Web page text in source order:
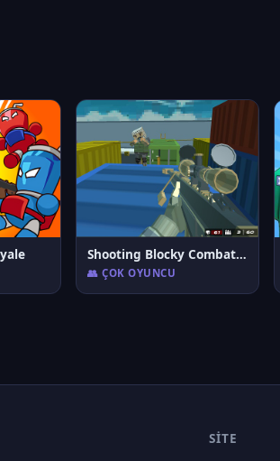
Shooting Blocky Combat Swat GunGame Survival
👥 ÇOK OYUNCU
SITE